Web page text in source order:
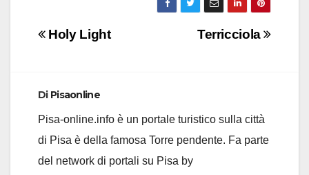
Navigazione
Terricciola
Holy Light
Di Pisaonline
Pisa-online.info è un portale turistico sulla città
di Pisa è della famosa Torre pendente. Fa parte
del network di portali su Pisa by